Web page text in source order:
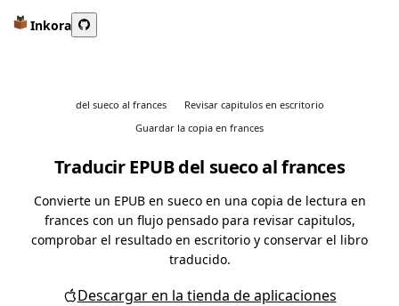
Inkora
del sueco al frances
Revisar capitulos en escritorio
Guardar la copia en frances
Traducir EPUB del sueco al frances
Convierte un EPUB en sueco en una copia de lectura en
frances con un flujo pensado para revisar capitulos,
comprobar el resultado en escritorio y conservar el libro
traducido.
Descargar en la tienda de aplicaciones